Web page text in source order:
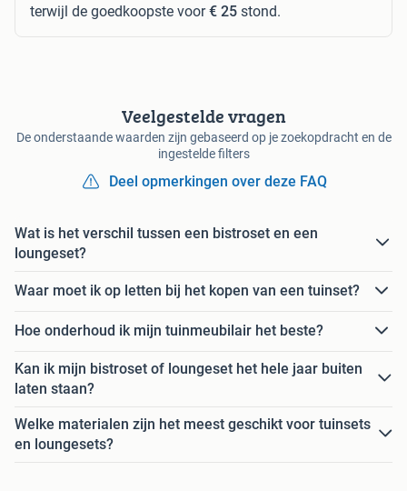
terwijl de goedkoopste voor€ 25 stond.
Veelgestelde vragen
De onderstaande waarden zijn gebaseerd op je zoekopdracht en de
ingestelde filters
Deel opmerkingen over deze FAQ
Wat is het verschil tussen een bistroset en een
loungeset?
Waar moet ik op letten bij het kopen van een tuinset?
Hoe onderhoud ik mijn tuinmeubilair het beste?
Kan ik mijn bistroset of loungeset het hele jaar buiten
laten staan?
Welke materialen zijn het meest geschikt voor tuinsets
en loungesets?